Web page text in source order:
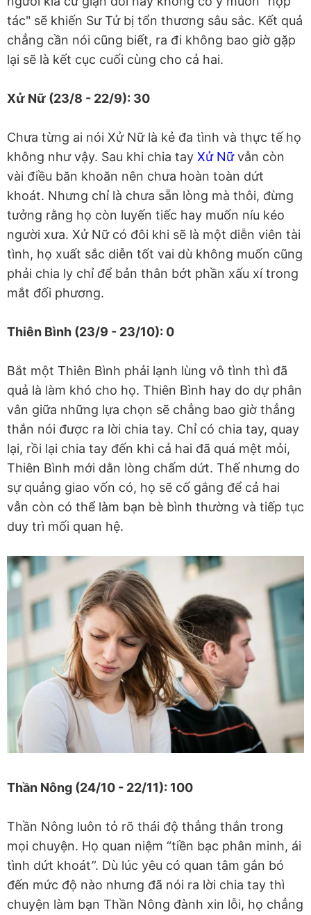
tác" sẽ khiến Sư Tử bị tổn thương sâu sắc. Kết quả
chẳng cần nói cũng biết, ra đi không bao giờ gặp
lại sẽ là kết cục cuối cùng cho cả hai.
Xử Nữ (23/8 - 22/9): 30
Chưa từng ai nói Xử Nữ là kẻ đa tình và thực tế họ
không như vậy. Sau khi chia tay Xử Nữvẫn còn
vài điều băn khoăn nên chưa hoàn toàn dứt
khoát. Nhưng chỉ là chưa sẵn lòng mà thôi, đừng
tưởng rằng họ còn luyến tiếc hay muốn níu kéo
người xưa. Xử Nữ có đôi khi sẽ là một diễn viên tài
tình, họ xuất sắc diễn tốt vai dù không muốn cũng
phải chia ly chỉ để bản thân bớt phần xấu xí trong
mắt đối phương.
Thiên Bình (23/9 - 23/10): 0
Bắt một Thiên Bình phải lạnh lùng vô tình thì đã
quả là làm khó cho họ. Thiên Bình hay do dự phân
vân giữa những lựa chọn sẽ chẳng bao giờ thẳng
thắn nói được ra lời chia tay. Chỉ có chia tay, quay
lại, rồi lại chia tay đến khi cả hai đã quá mệt mỏi,
Thiên Bình mới dằn lòng chấm dứt. Thế nhưng do
sự quảng giao vốn có, họ sẽ cố gắng để cả hai
vẫn còn có thể làm bạn bè bình thường và tiếp tục
duy trì mối quan hệ.
Thần Nông (24/10 - 22/11): 100
Thần Nông luôn tỏ rõ thái độ thẳng thắn trong
mọi chuyện. Họ quan niệm “tiền bạc phân minh, ái
tình dứt khoát”. Dù lúc yêu có quan tâm gắn bó
đến mức độ nào nhưng đã nói ra lời chia tay thì
chuyện làm bạn Thần Nông đành xin lỗi, họ chẳng